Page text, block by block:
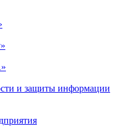
и защиты информации